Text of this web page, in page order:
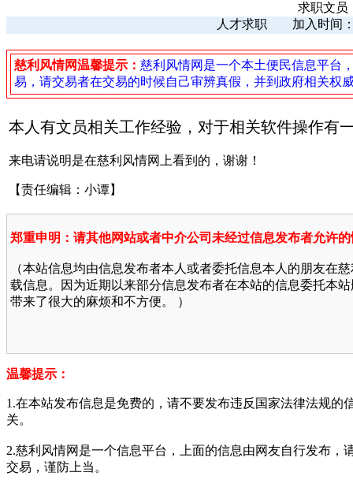
求职文员
人才求职 加入时间
慈利风情网温馨提示： 慈利风情网是一个本土便民信息平台
易，请交易者在交易的时候自己审辨真假，并到政府相关权
本人有文员相关工作经验，对于相关软件操作有
来电请说明是在慈利风情网上看到的，谢谢！
【责任编辑：小谭】
郑重申明：请其他网站或者中介公司未经过信息发布者允许
（本站信息均由信息发布者本人或者委托信息本人的朋友在
载信息。因为近期以来部分信息发布者在本站的信息委托本
带来了很大的麻烦和不方便。 ）
温馨提示：
1.在本站发布信息是免费的，请不要发布违反国家法律法规
关。
2.慈利风情网是一个信息平台，上面的信息由网友自行发布
交易，谨防上当。